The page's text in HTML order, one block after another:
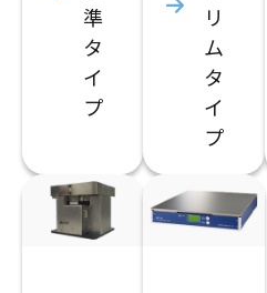
準
タ
イ
プ
リ
ム
タ
イ
プ